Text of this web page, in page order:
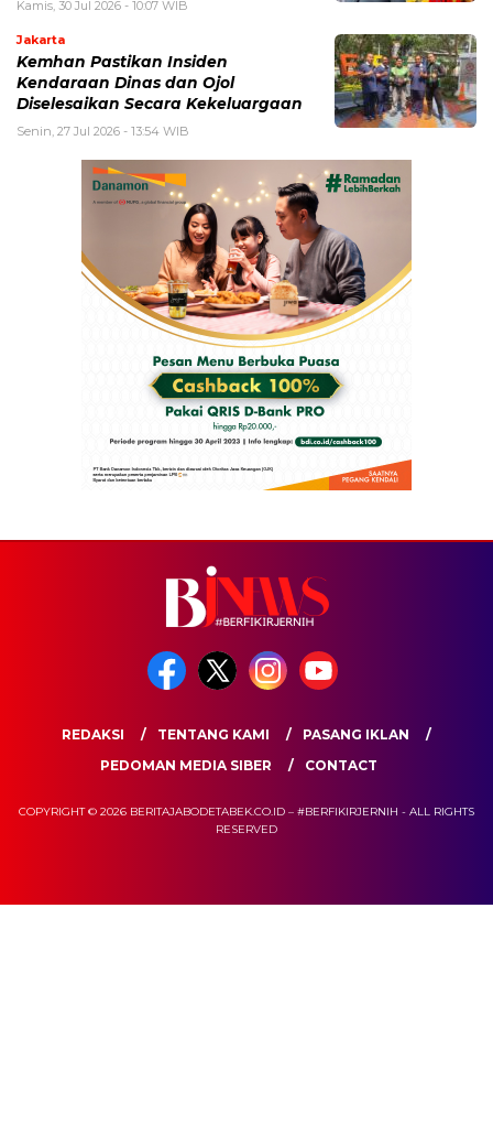
Kamis, 30 Jul 2026 - 10:07 WIB
Jakarta
Kemhan Pastikan Insiden
Kendaraan Dinas dan Ojol
Diselesaikan Secara Kekeluargaan
Senin, 27 Jul 2026 - 13:54 WIB
REDAKSI TENTANG KAMI
PASANG IKLAN
PEDOMAN MEDIA SIBER
CONTACT
COPYRIGHT © 2026 BERITAJABODETABEK.CO.ID – #BERFIKIRJERNIH - ALL RIGHTS
RESERVED